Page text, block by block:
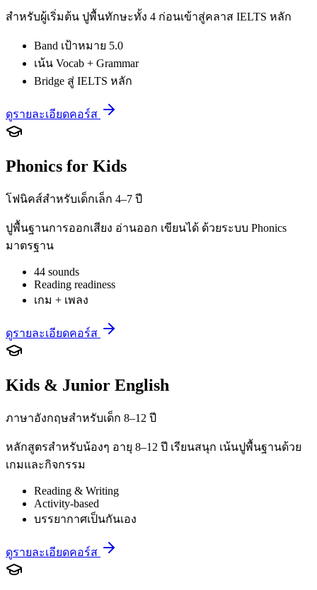
สำหรับผู้เริ่มต้น ปูพื้นทักษะทั้ง 4 ก่อนเข้าสู่คลาส IELTS หลัก
Band เป้าหมาย 5.0
เน้น Vocab + Grammar
Bridge สู่ IELTS หลัก
ดูรายละเอียดคอร์ส
Phonics for Kids
โฟนิคส์สำหรับเด็กเล็ก 4–7 ปี
ปูพื้นฐานการออกเสียง อ่านออก เขียนได้ ด้วยระบบ Phonics
มาตรฐาน
44 sounds
Reading readiness
เกม + เพลง
ดูรายละเอียดคอร์ส
Kids & Junior English
ภาษาอังกฤษสำหรับเด็ก 8–12 ปี
หลักสูตรสำหรับน้องๆ อายุ 8–12 ปี เรียนสนุก เน้นปูพื้นฐานด้วย
เกมและกิจกรรม
Reading & Writing
Activity-based
บรรยากาศเป็นกันเอง
ดูรายละเอียดคอร์ส